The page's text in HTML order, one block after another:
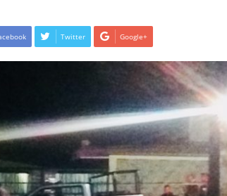
Twitter Google+